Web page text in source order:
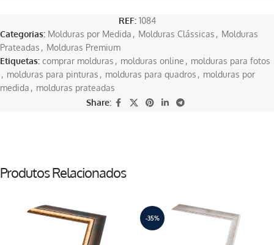
REF: 1084
Categorias: Molduras por Medida , Molduras Clássicas , Molduras
Prateadas , Molduras Premium
Etiquetas: comprar molduras , molduras online , molduras para fotos
, molduras para pinturas , molduras para quadros , molduras por
medida , molduras prateadas
Share:
Produtos Relacionados
-35%